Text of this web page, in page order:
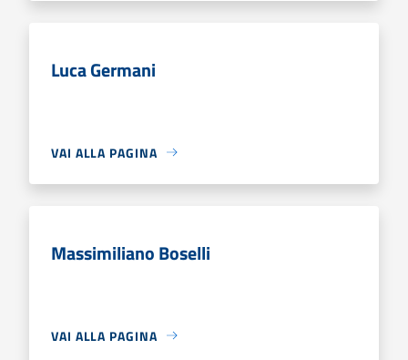
Luca Germani
VAI ALLA PAGINA
Massimiliano Boselli
VAI ALLA PAGINA